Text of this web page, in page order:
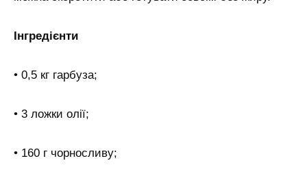
Інгредієнти
• 0,5 кг гарбуза;
• 3 ложки олії;
• 160 г чорносливу;